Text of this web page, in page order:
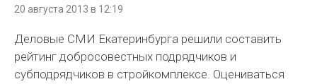
20 августа 2013 в 12:19
Деловые СМИ Екатеринбурга решили составить
рейтинг добросовестных подрядчиков и
субподрядчиков в стройкомплексе. Оцениваться